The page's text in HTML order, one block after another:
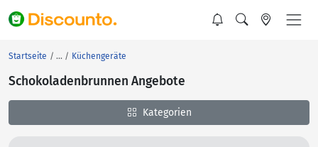
Startseite Küchengeräte
Schokoladenbrunnen Angebote
Kategorien